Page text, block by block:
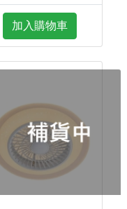
加入購物車